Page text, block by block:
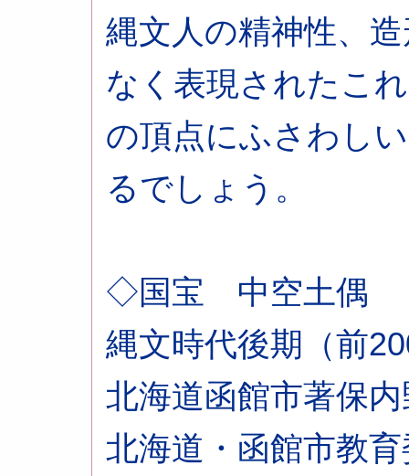
縄文人の精神性、
なく表現されたこ
の頂点にふさわし
るでしょう。
◇国宝 中空土偶
縄文時代後期（前
北海道函館市著保
北海道・函館市教